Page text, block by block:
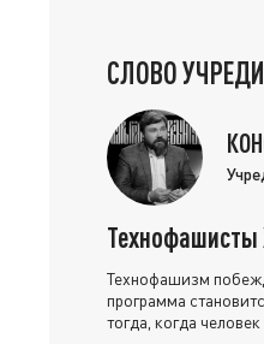
СЛОВО
Технофашисты
Технофашизм
программа
тогда, когда